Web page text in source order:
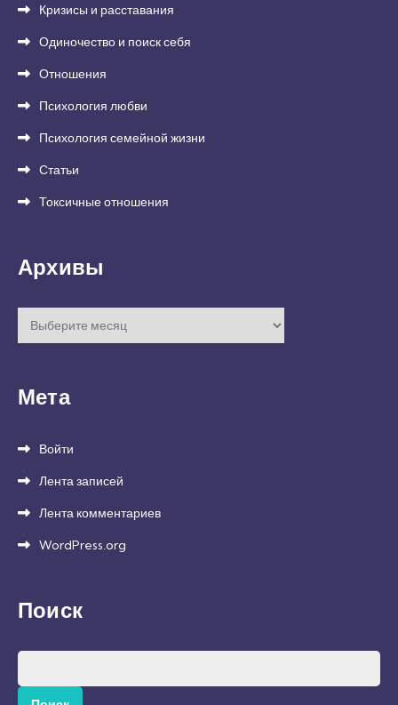
Кризисы и расставания
Одиночество и поиск себя
Отношения
Психология любви
Психология семейной жизни
Статьи
Токсичные отношения
Архивы
Архивы
Мета
Войти
Лента записей
Лента комментариев
WordPress.org
Поиск